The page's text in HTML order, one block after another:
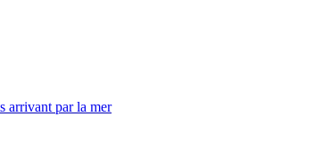
arrivant par la mer